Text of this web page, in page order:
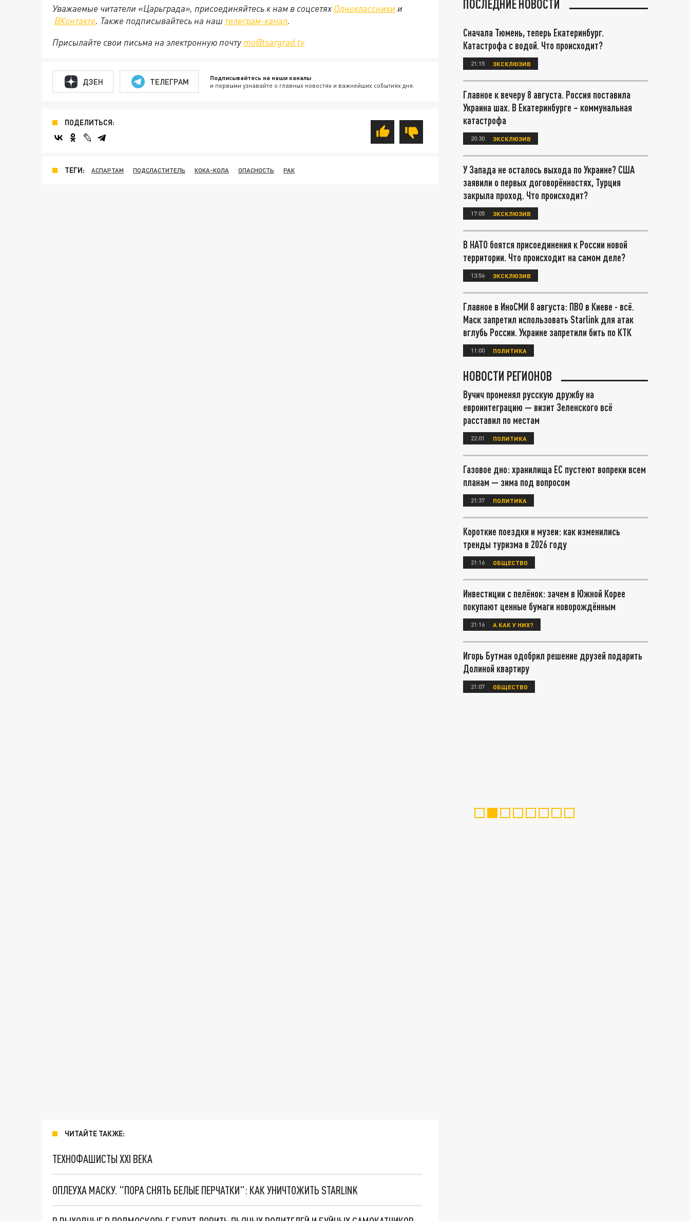
Уважаемые читатели «Царьграда», присоединяйтесь к нам в соцсетях Одноклассники и
ВКонтакте. Также подписывайтесь на наш телеграм-канал.
Присылайте свои письма на электронную почту mo@tsargrad.tv
ДЗЕН ТЕЛЕГРАМ Подписывайтесь на наши каналы
и первыми узнавайте о главных новостях и важнейших событиях дня.
ПОДЕЛИТЬСЯ:
ТЕГИ: АСПАРТАМ ПОДСЛАСТИТЕЛЬ КОКА-КОЛА ОПАСНОСТЬ РАК
ЧИТАЙТЕ ТАКЖЕ:
ТЕХНОФАШИСТЫ XXI ВЕКА
ОПЛЕУХА МАСКУ. "ПОРА СНЯТЬ БЕЛЫЕ ПЕРЧАТКИ": КАК УНИЧТОЖИТЬ STARLINK
ПОСЛЕДНИЕ НОВОСТИ
Сначала Тюмень, теперь Екатеринбург.
Катастрофа с водой. Что происходит?
21:15 ЭКСКЛЮЗИВ
Главное к вечеру 8 августа. Россия поставила
Украина шах. В Екатеринбурге – коммунальная
катастрофа
20:30 ЭКСКЛЮЗИВ
У Запада не осталось выхода по Украине? США
заявили о первых договорённостях, Турция
закрыла проход. Что происходит?
17:05 ЭКСКЛЮЗИВ
В НАТО боятся присоединения к России новой
территории. Что происходит на самом деле?
13:56 ЭКСКЛЮЗИВ
Главное в ИноСМИ 8 августа: ПВО в Киеве - всё.
Маск запретил использовать Starlink для атак
вглубь России. Украине запретили бить по КТК
11:00 ПОЛИТИКА
НОВОСТИ РЕГИОНОВ
Вучич променял русскую дружбу на
евроинтеграцию — визит Зеленского всё
расставил по местам
22:01 ПОЛИТИКА
Газовое дно: хранилища ЕС пустеют вопреки всем
планам — зима под вопросом
21:37 ПОЛИТИКА
Короткие поездки и музеи: как изменились
тренды туризма в 2026 году
21:16 ОБЩЕСТВО
Инвестиции с пелёнок: зачем в Южной Корее
покупают ценные бумаги новорождённым
21:16 А КАК У НИХ?
Игорь Бутман одобрил решение друзей подарить
Долиной квартиру
21:07 ОБЩЕСТВО